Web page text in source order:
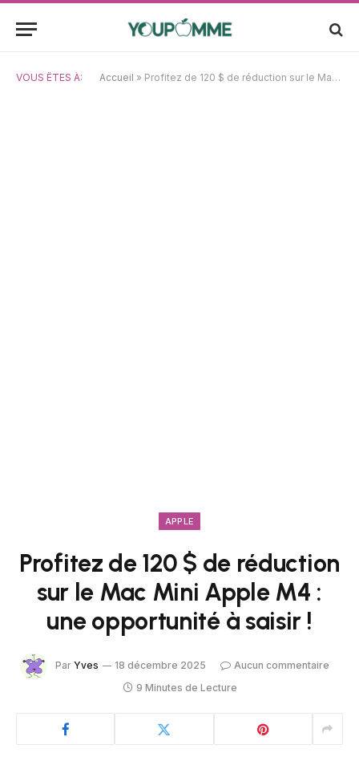
VOUS ÊTES À: Accueil » Profitez de 120 $ de réduction sur le Mac Mini Apple M4 : une opportunité à saisir !
APPLE
Profitez de 120 $ de réduction
sur le Mac Mini Apple M4 :
une opportunité à saisir !
Par Yves 18 décembre 2025
Aucun commentaire
9 Minutes de Lecture